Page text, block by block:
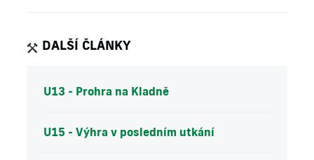
DALŠÍ ČLÁNKY
U13 - Prohra na Kladně
U15 - Výhra v posledním utkání